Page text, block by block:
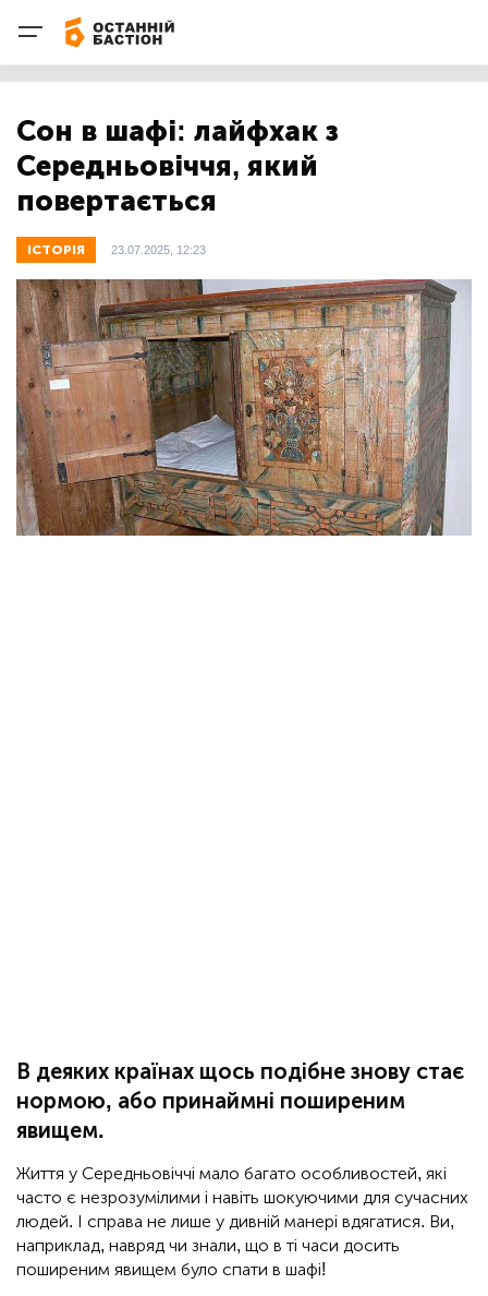
Сон в шафі: лайфхак з
Середньовіччя, який
повертається
ІСТОРІЯ 23.07.2025, 12:23
В деяких країнах щось подібне знову стає
нормою, або принаймні поширеним
явищем.
Життя у Середньовіччі мало багато особливостей, які
часто є незрозумілими і навіть шокуючими для сучасних
людей. І справа не лише у дивній манері вдягатися. Ви,
наприклад, навряд чи знали, що в ті часи досить
поширеним явищем було спати в шафі!